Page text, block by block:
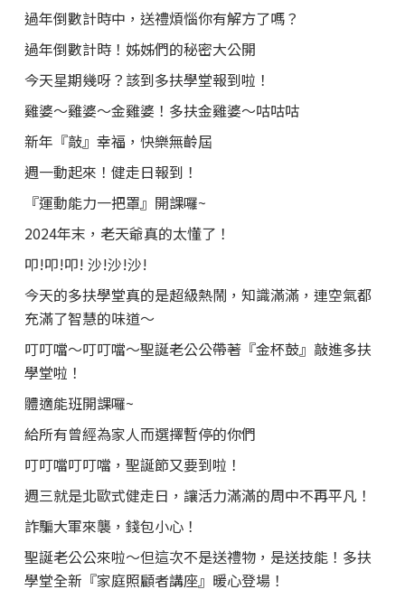
過年倒數計時中，送禮煩惱你有解方了嗎？
過年倒數計時！姊姊們的秘密大公開
今天星期幾呀？該到多扶學堂報到啦！
雞婆～雞婆～金雞婆！多扶金雞婆～咕咕咕
新年『敲』幸福，快樂無齡屆
週一動起來！健走日報到！
『運動能力一把罩』開課囉~
2024年末，老天爺真的太懂了！
叩!叩!叩! 沙!沙!沙!
今天的多扶學堂真的是超級熱鬧，知識滿滿，連空氣都
充滿了智慧的味道～
叮叮噹～叮叮噹～聖誕老公公帶著『金杯鼓』敲進多扶
學堂啦！
體適能班開課囉~
給所有曾經為家人而選擇暫停的你們
叮叮噹叮叮噹，聖誕節又要到啦！
週三就是北歐式健走日，讓活力滿滿的周中不再平凡！
詐騙大軍來襲，錢包小心！
聖誕老公公來啦～但這次不是送禮物，是送技能！多扶
學堂全新『家庭照顧者講座』暖心登場！